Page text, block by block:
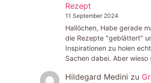
Rezept
11 September 2024
Hallöchen, Habe gerade
die Rezepte "geblättert"
Inspirationen zu holen
Sachen dabei. Aber wieso
Hildegard Medini zu